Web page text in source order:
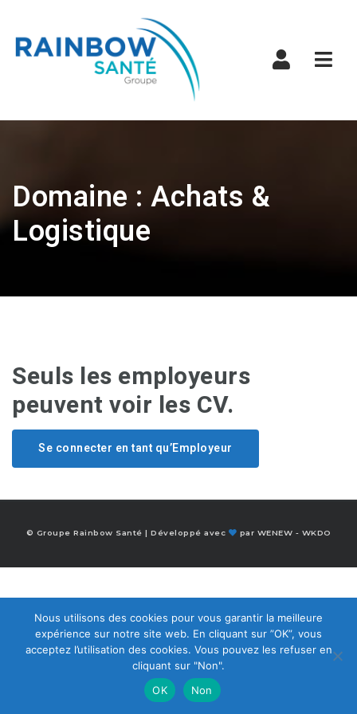
Domaine : Achats &
Logistique
Seuls les employeurs
peuvent voir les CV.
Se connecter en tant qu’Employeur
© Groupe Rainbow Santé | Développé avec par WENEW - WKDO
Nous utilisons des cookies pour vous garantir la meilleure
expérience sur notre site web. En cliquant sur ”OK”, vous
acceptez l’utilisation des cookies. Vous pouvez les refuser en
cliquant sur "Non".
OK
Non